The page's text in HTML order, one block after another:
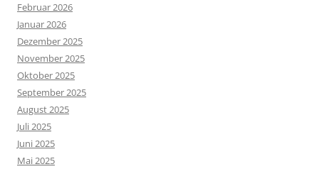
Februar 2026
Januar 2026
Dezember 2025
November 2025
Oktober 2025
September 2025
August 2025
Juli 2025
Juni 2025
Mai 2025